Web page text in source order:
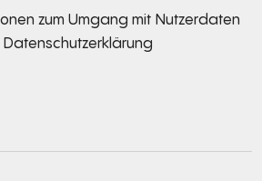
zum Umgang mit Nutzerdaten
Datenschutzerklärung